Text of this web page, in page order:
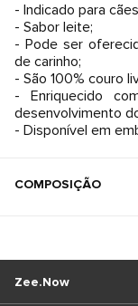
- Indicado para
- Sabor leite;
- Pode ser
de carinho;
- São 100% couro
- Enriquecido
desenvolvimento
- Disponível em
COMPOSIÇÃO
Zee.Now